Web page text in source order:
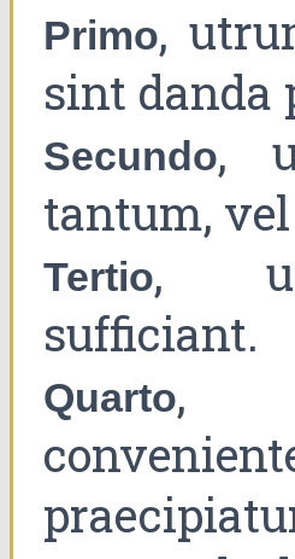
Primo,
sint danda
Secundo,
tantum, vel
Tertio,
sufficiant.
Quarto,